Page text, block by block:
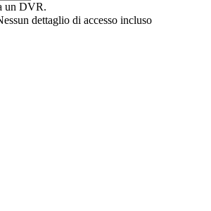
un DVR.
dettaglio di accesso incluso